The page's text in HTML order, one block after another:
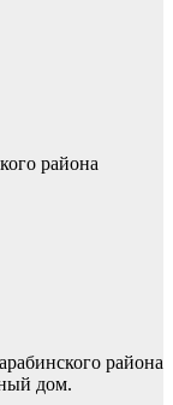
района
района
дом.